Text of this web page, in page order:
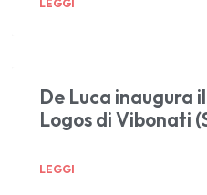
LEGGI
De Luca inaugura
Logos di Vibonati
LEGGI